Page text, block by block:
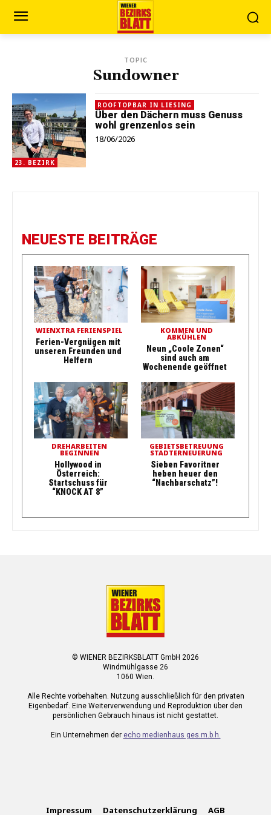
TOPIC
Sundowner
23. BEZIRK
ROOFTOPBAR IN LIESING
Über den Dächern muss Genuss
wohl grenzenlos sein
18/06/2026
NEUESTE BEITRÄGE
WIENXTRA FERIENSPIEL
Ferien-Vergnügen mit
unseren Freunden und
Helfern
KOMMEN UND
ABKÜHLEN
Neun „Coole Zonen“
sind auch am
Wochenende geöffnet
DREHARBEITEN
BEGINNEN
Hollywood in
Österreich:
Startschuss für
“KNOCK AT 8”
GEBIETSBETREUUNG
STADTERNEUERUNG
Sieben Favoritner
heben heuer den
“Nachbarschatz”!
© WIENER BEZIRKSBLATT GmbH 2026
Windmühlgasse 26
1060 Wien.
Alle Rechte vorbehalten. Nutzung ausschließlich für den privaten
Eigenbedarf. Eine Weiterverwendung und Reproduktion über den
persönlichen Gebrauch hinaus ist nicht gestattet.
Ein Unternehmen der echo medienhaus ges.m.b.h.
Impressum Datenschutzerklärung AGB